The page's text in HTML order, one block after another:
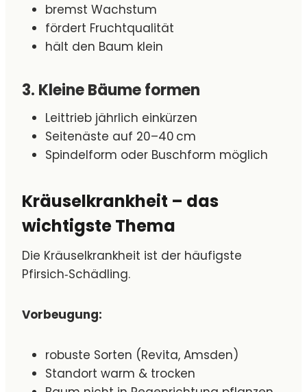
bremst Wachstum
fördert Fruchtqualität
hält den Baum klein
3. Kleine Bäume formen
Leittrieb jährlich einkürzen
Seitenäste auf 20–40 cm
Spindelform oder Buschform möglich
Kräuselkrankheit – das
wichtigste Thema
Die Kräuselkrankheit ist der häufigste
Pfirsich‑Schädling.
Vorbeugung:
robuste Sorten (Revita, Amsden)
Standort warm & trocken